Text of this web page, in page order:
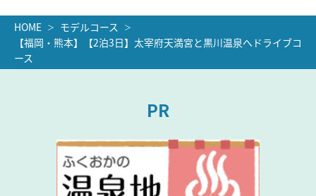
HOME
モデルコース
【福岡・熊本】【2泊3日】太宰府天満宮と黒川温泉へドライブコ
ース
PR